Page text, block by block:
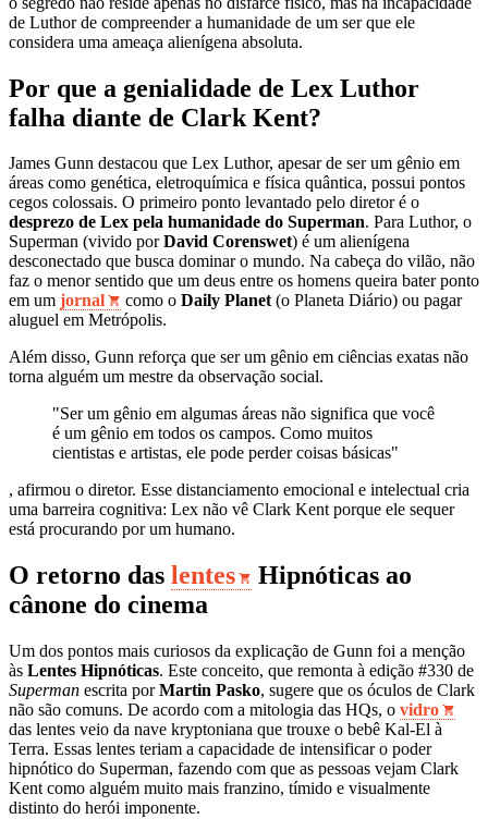
de Luthor de compreender a humanidade de um ser que ele
considera uma ameaça alienígena absoluta.
Por que a genialidade de Lex Luthor
falha diante de Clark Kent?
James Gunn destacou que Lex Luthor, apesar de ser um gênio em
áreas como genética, eletroquímica e física quântica, possui pontos
cegos colossais. O primeiro ponto levantado pelo diretor é o
desprezo de Lex pela humanidade do Superman. Para Luthor, o
Superman (vivido porDavid Corenswet) é um alienígena
desconectado que busca dominar o mundo. Na cabeça do vilão, não
faz o menor sentido que um deus entre os homens queira bater ponto
em um jornal como o Daily Planet(o Planeta Diário) ou pagar
aluguel em Metrópolis.
Além disso, Gunn reforça que ser um gênio em ciências exatas não
torna alguém um mestre da observação social.
"Ser um gênio em algumas áreas não significa que você
é um gênio em todos os campos. Como muitos
cientistas e artistas, ele pode perder coisas básicas"
, afirmou o diretor. Esse distanciamento emocional e intelectual cria
uma barreira cognitiva: Lex não vê Clark Kent porque ele sequer
está procurando por um humano.
O retorno das lentes
Hipnóticas ao
cânone do cinema
Um dos pontos mais curiosos da explicação de Gunn foi a menção
às Lentes Hipnóticas. Este conceito, que remonta à edição #330 de
Superman escrita porMartin Pasko, sugere que os óculos de Clark
não são comuns. De acordo com a mitologia das HQs, o vidro
das lentes veio da nave kryptoniana que trouxe o bebê Kal-El à
Terra. Essas lentes teriam a capacidade de intensificar o poder
hipnótico do Superman, fazendo com que as pessoas vejam Clark
Kent como alguém muito mais franzino, tímido e visualmente
distinto do herói imponente.